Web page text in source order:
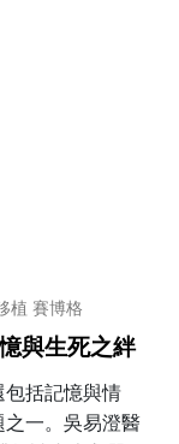
植 賽博格
與生死之絆
括記憶與情
一。吳易澄醫